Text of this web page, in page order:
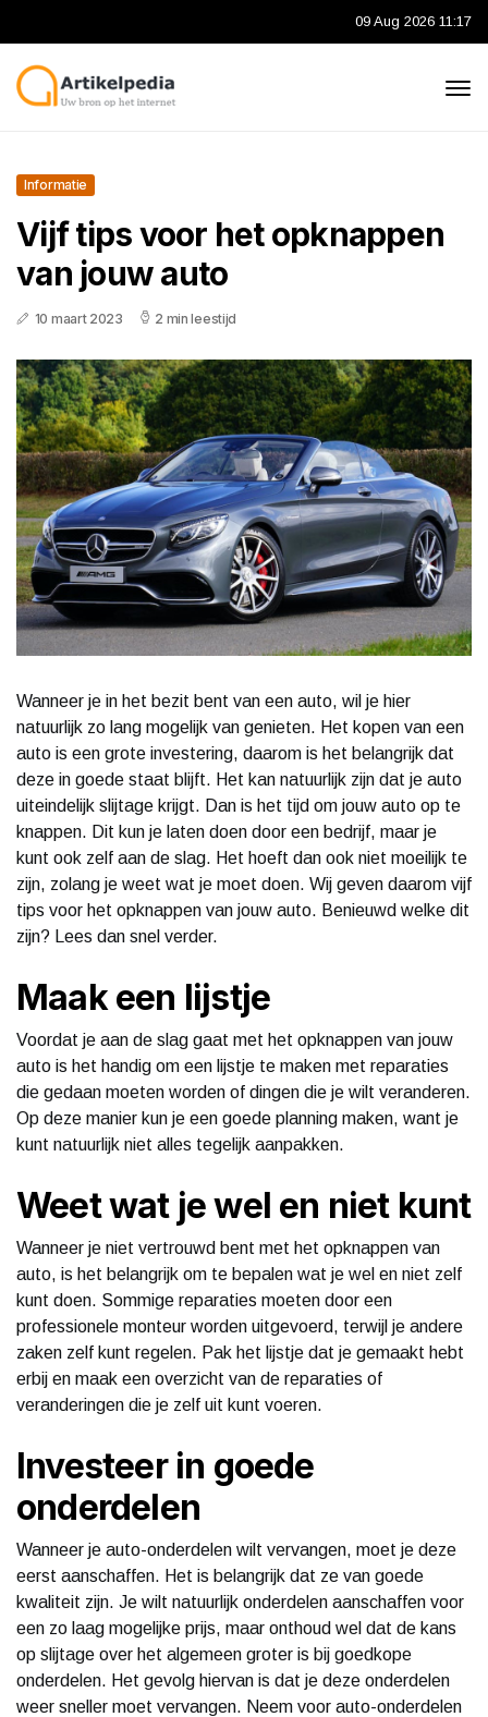
09 Aug 2026 11:17
Informatie
Vijf tips voor het opknappen
van jouw auto
10 maart 2023 2 min leestijd
Wanneer je in het bezit bent van een auto, wil je hier
natuurlijk zo lang mogelijk van genieten. Het kopen van een
auto is een grote investering, daarom is het belangrijk dat
deze in goede staat blijft. Het kan natuurlijk zijn dat je auto
uiteindelijk slijtage krijgt. Dan is het tijd om jouw auto op te
knappen. Dit kun je laten doen door een bedrijf, maar je
kunt ook zelf aan de slag. Het hoeft dan ook niet moeilijk te
zijn, zolang je weet wat je moet doen. Wij geven daarom vijf
tips voor het opknappen van jouw auto. Benieuwd welke dit
zijn? Lees dan snel verder.
Maak een lijstje
Voordat je aan de slag gaat met het opknappen van jouw
auto is het handig om een lijstje te maken met reparaties
die gedaan moeten worden of dingen die je wilt veranderen.
Op deze manier kun je een goede planning maken, want je
kunt natuurlijk niet alles tegelijk aanpakken.
Weet wat je wel en niet kunt
Wanneer je niet vertrouwd bent met het opknappen van
auto, is het belangrijk om te bepalen wat je wel en niet zelf
kunt doen. Sommige reparaties moeten door een
professionele monteur worden uitgevoerd, terwijl je andere
zaken zelf kunt regelen. Pak het lijstje dat je gemaakt hebt
erbij en maak een overzicht van de reparaties of
veranderingen die je zelf uit kunt voeren.
Investeer in goede
onderdelen
Wanneer je auto-onderdelen wilt vervangen, moet je deze
eerst aanschaffen. Het is belangrijk dat ze van goede
kwaliteit zijn. Je wilt natuurlijk onderdelen aanschaffen voor
een zo laag mogelijke prijs, maar onthoud wel dat de kans
op slijtage over het algemeen groter is bij goedkope
onderdelen. Het gevolg hiervan is dat je deze onderdelen
weer sneller moet vervangen. Neem voor auto-onderdelen